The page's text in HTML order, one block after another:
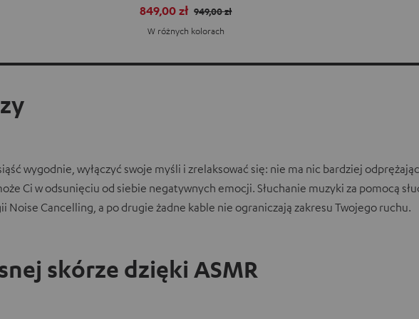
849,00 zł 949,00 zł
W różnych kolorach
wygodnie, wyłączyć swoje myśli i zrelaksować się: nie ma nic bardziej
Ci w odsunięciu od siebie negatywnych emocji. Słuchanie muzyki za pomocą
Cancelling, a po drugie żadne kable nie ograniczają zakresu Twojego ruchu.
skórze dzięki ASMR